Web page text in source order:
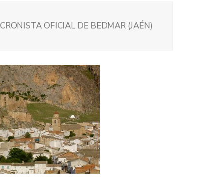
OFICIAL DE BEDMAR (JAÉN)